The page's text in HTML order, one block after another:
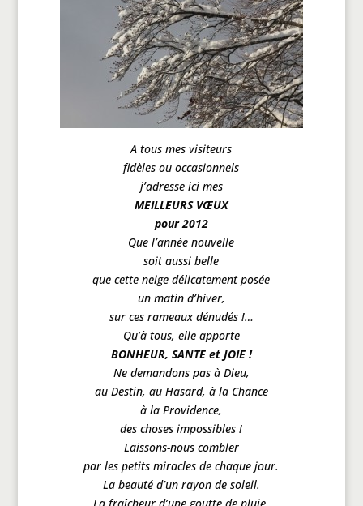
A tous mes visiteurs
fidèles ou occasionnels
j’adresse ici mes
MEILLEURS VŒUX
pour 2012
Que l’année nouvelle
soit aussi belle
que cette neige délicatement posée
un matin d’hiver,
sur ces rameaux dénudés !…
Qu’à tous, elle apporte
BONHEUR, SANTE et JOIE !
Ne demandons pas à Dieu,
au Destin, au Hasard, à la Chance
à la Providence,
des choses impossibles !
Laissons-nous combler
par les petits miracles de chaque jour.
La beauté d’un rayon de soleil.